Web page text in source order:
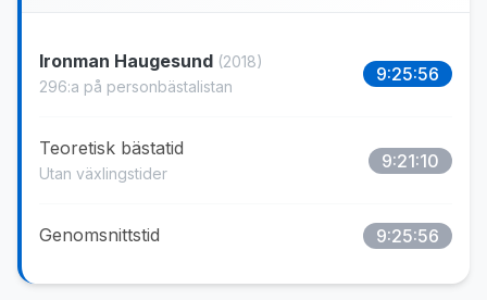
Ironman Haugesund (2018)
296:a på personbästalistan
9:25:56
Teoretisk bästatid
Utan växlingstider
9:21:10
Genomsnittstid 9:25:56